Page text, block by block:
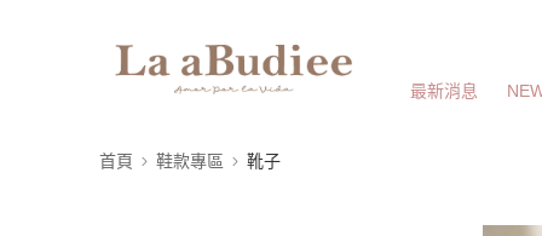
最新消息
首頁 鞋款專區 靴子